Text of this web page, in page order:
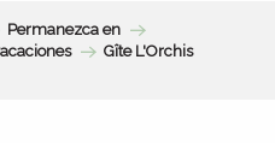
Permanezca en
Gîte L'Orchis